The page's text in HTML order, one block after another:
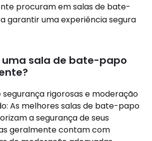
procuram em salas de bate-
garantir uma experiência segura
uma sala de bate-papo
segurança rigorosas e moderação
As melhores salas de bate-papo
a segurança de seus
geralmente contam com